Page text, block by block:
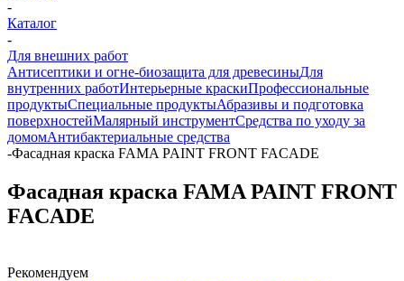
-
Каталог
-
Для внешних работ
Антисептики и огне-биозащита для древесиныДля
внутренних работИнтерьерные краскиПрофессиональные
продуктыСпециальные продуктыАбразивы и подготовка
поверхностейМалярный инструментСредства по уходу за
домомАнтибактериальные средства
-Фасадная краска FAMA PAINT FRONT FACADE
Фасадная краска FAMA PAINT FRONT
FACADE
Рекомендуем